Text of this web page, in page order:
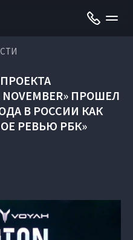
ПРОШЕЛ
В РОССИИ КАК
РЕВЬЮ РБК»